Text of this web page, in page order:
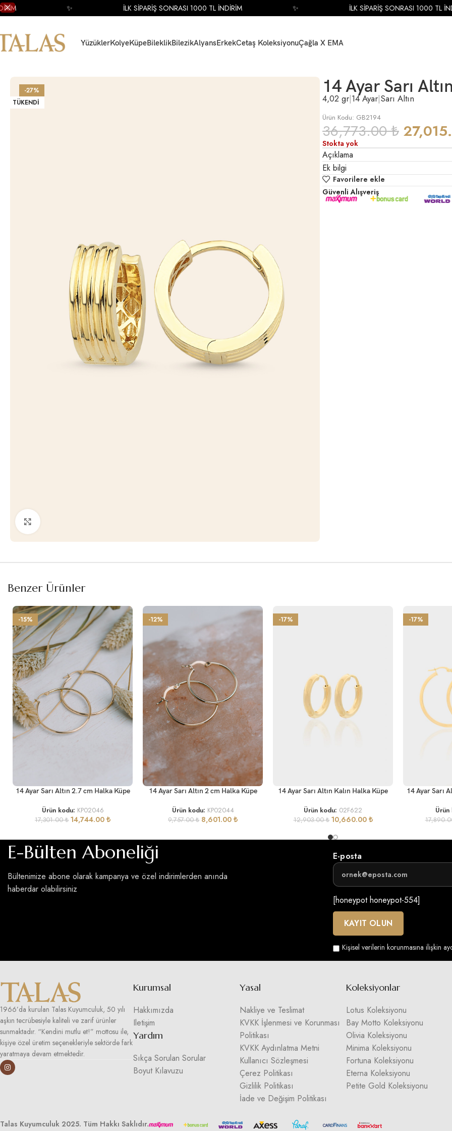
YüzüklerKolyeKüpeBileklikBilezikAlyansErkekCetaş KoleksiyonuÇağla X EMA
-27%
TÜKENDI
14 Ayar Sarı
4,02 gr|14 Ayar|Sarı Altın
Ürün Kodu: GB2194
36,773.00₺
Stokta yok
Açıklama
Ek bilgi
Favorilere ekle
Güvenli Alışveriş
Benzer Ürünler
-15%
SEPETE EKLE
14 Ayar Sarı Altın 2.7 cm Halka Küpe
Ürün kodu: KP02046
17,301.00₺ 14,744.00 ₺
-12%
SEPETE EKLE
14 Ayar Sarı Altın 2 cm Halka Küpe
Ürün kodu: KP02044
9,757.00₺ 8,601.00 ₺
-17%
SEPETE EKLE
14 Ayar Sarı Altın Kalın Halka Küpe
Ürün kodu: 02F622
12,903.00₺ 10,660.00 ₺
-17%
SEPETE EKLE
14 Ayar Sarı
Ürün
E-Bülten Aboneliği
Bültenimize abone olarak kampanya ve özel indirimlerden anında
haberdar olabilirsiniz
E-posta
[honeypot honeypot-554]
Kişisel verilerin korunmasına ilişkin
1966’da kurulan Talas Kuyumculuk, 50 yılı
aşkın tecrübesiyle kaliteli ve zarif ürünler
sunmaktadır. “Kendini mutlu et!” mottosu ile,
kişiye özel üretim seçenekleriyle sektörde fark
yaratmaya devam etmektedir.
Kurumsal
Hakkımızda
Iletişim
Yardım
Sıkça Sorulan Sorular
Boyut Kılavuzu
Yasal
Nakliye ve Teslimat
KVKK İşlenmesi ve Korunması
Politikası
KVKK Aydınlatma Metni
Kullanıcı Sözleşmesi
Çerez Politikası
Gizlilik Politikası
İade ve Değişim Politikası
Koleksiyonlar
Lotus Koleksiyonu
Bay Motto Koleksiyonu
Olivia Koleksiyonu
Minima Koleksiyonu
Fortuna Koleksiyonu
Eterna Koleksiyonu
Petite Gold Koleksiyonu
Talas Kuyumculuk 2025. Tüm Hakkı Saklıdır.
İLK SİPARİŞ SONRASI 1000 TL İNDİRİM İLK SİPARİŞ SONRASI 1000 TL